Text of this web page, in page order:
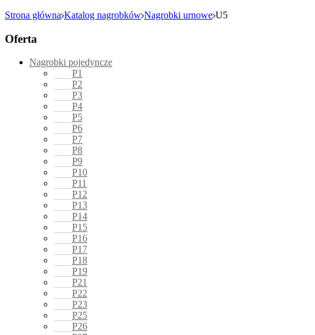
Strona główna Katalog nagrobków Nagrobki urnowe U5
Oferta
Nagrobki pojedyncze
P1
P2
P3
P4
P5
P6
P7
P8
P9
P10
P11
P12
P13
P14
P15
P16
P17
P18
P19
P21
P22
P23
P25
P26